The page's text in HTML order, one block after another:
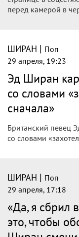
перед камерой в
ШИРАН | Поп
29 апреля, 19:23
Эд Ширан
со словами
сначала»
Британский певец
со словами
ШИРАН | Поп
29 апреля, 17:18
«Да, я сбрил
это, чтобы